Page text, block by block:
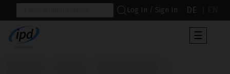
Log In / Sign In DE
der
☰